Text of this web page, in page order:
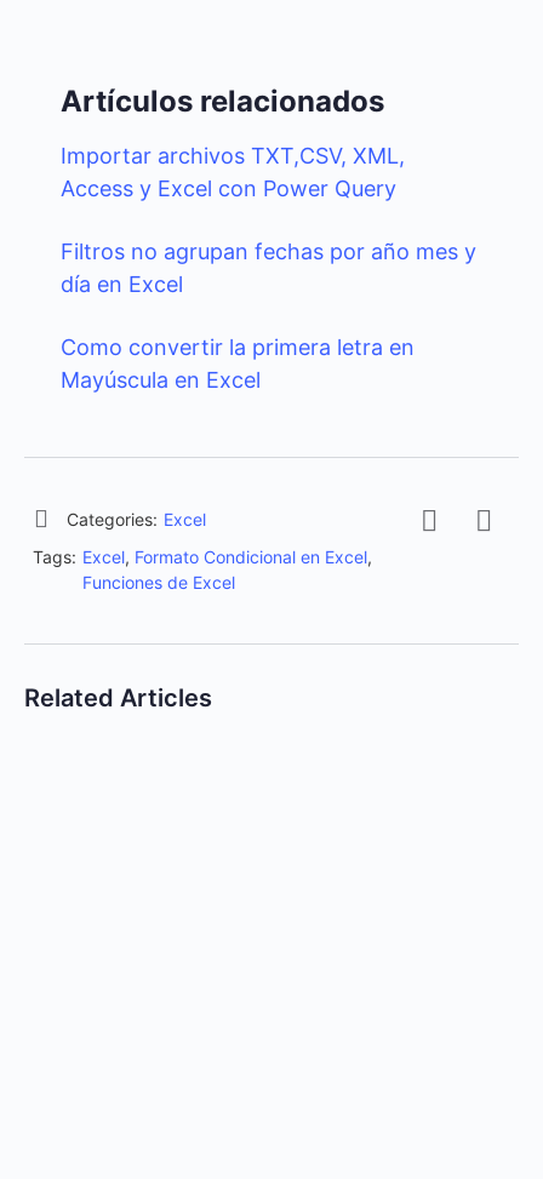
Artículos relacionados
Importar archivos TXT,CSV, XML,
Access y Excel con Power Query
Filtros no agrupan fechas por año mes y
día en Excel
Como convertir la primera letra en
Mayúscula en Excel
Categories: Excel
Tags: Excel, Formato Condicional en Excel,
Funciones de Excel
Related Articles